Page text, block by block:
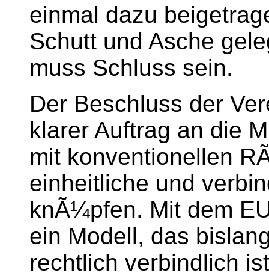
einmal dazu
Schutt und Asche
muss Schluss sein.
Der Beschluss der
klarer Auftrag an die
mit konventionellen
einheitliche und
knÃ¼pfen. Mit dem
ein Modell, das
rechtlich verbindlich